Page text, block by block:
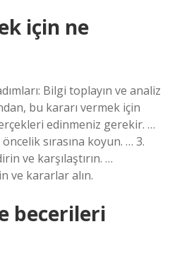
için ne
Bilgi toplayın ve analiz
bu kararı vermek için
edinmeniz gerekir. …
sırasına koyun. … 3.
ve karşılaştırın. …
ve kararlar alın.
becerileri